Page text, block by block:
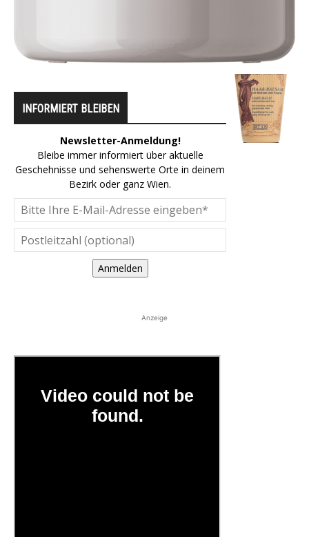
INFORMIERT BLEIBEN
Newsletter-Anmeldung!
Bleibe immer informiert über aktuelle
Geschehnisse und sehenswerte Orte in deinem
Bezirk oder ganz Wien.
Anmelden
Anzeige